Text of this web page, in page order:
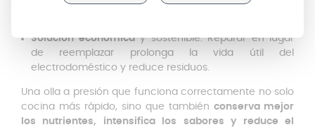
Solución económicay sostenible: Reparar en lugar
de reemplazar prolonga la vida útil del
electrodoméstico y reduce residuos.
Una olla a presión que funciona correctamente no solo
cocina más rápido, sino que también conserva mejor
los nutrientes, intensifica los sabores y reduce el